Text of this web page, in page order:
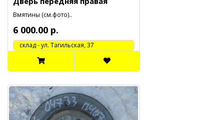
Вмятины (см.фото)..
6 000.00 р.
cклад - ул. Тагильская, 37